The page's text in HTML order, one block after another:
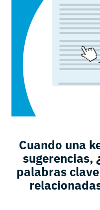
Cuando una
sugerencias,
palabras